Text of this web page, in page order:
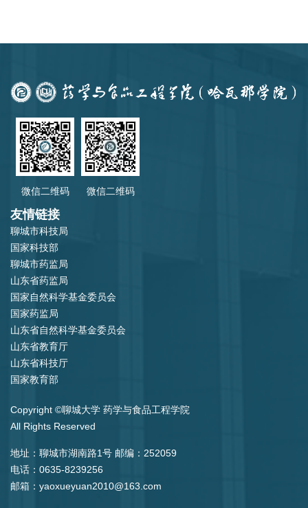
微信二维码 微信二维码
友情链接
聊城市科技局
国家科技部
聊城市药监局
山东省药监局
国家自然科学基金委员会
国家药监局
山东省自然科学基金委员会
山东省教育厅
山东省科技厅
国家教育部
Copyright ©聊城大学 药学与食品工程学院
All Rights Reserved
地址：聊城市湖南路1号 邮编：252059
电话：0635-8239256
邮箱：yaoxueyuan2010@163.com